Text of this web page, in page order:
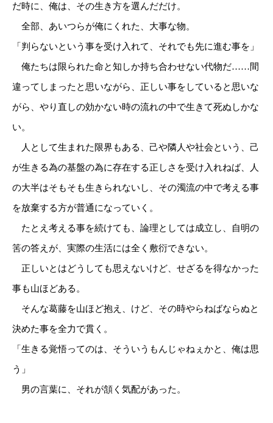
だ時に、俺は、その生き方を選んだだけ。
全部、あいつらが俺にくれた、大事な物。
「判らないという事を受け入れて、それでも先に進む事を」
俺たちは限られた命と知しか持ち合わせない代物だ……間
違ってしまったと思いながら、正しい事をしていると思いな
がら、やり直しの効かない時の流れの中で生きて死ぬしかな
い。
人として生まれた限界もある、己や隣人や社会という、己
が生きる為の基盤の為に存在する正しさを受け入れねば、人
の大半はそもそも生きられないし、その濁流の中で考える事
を放棄する方が普通になっていく。
たとえ考える事を続けても、論理としては成立し、自明の
筈の答えが、実際の生活には全く敷衍できない。
正しいとはどうしても思えないけど、せざるを得なかった
事も山ほどある。
そんな葛藤を山ほど抱え、けど、その時やらねばならぬと
決めた事を全力で貫く。
「生きる覚悟ってのは、そういうもんじゃねぇかと、俺は思
う」
男の言葉に、それが頷く気配があった。